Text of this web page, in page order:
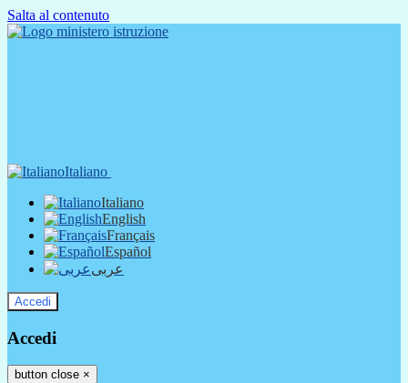
Salta al contenuto
Italiano
Italiano
English
Français
Español
عربى
Accedi
Accedi
button close ×